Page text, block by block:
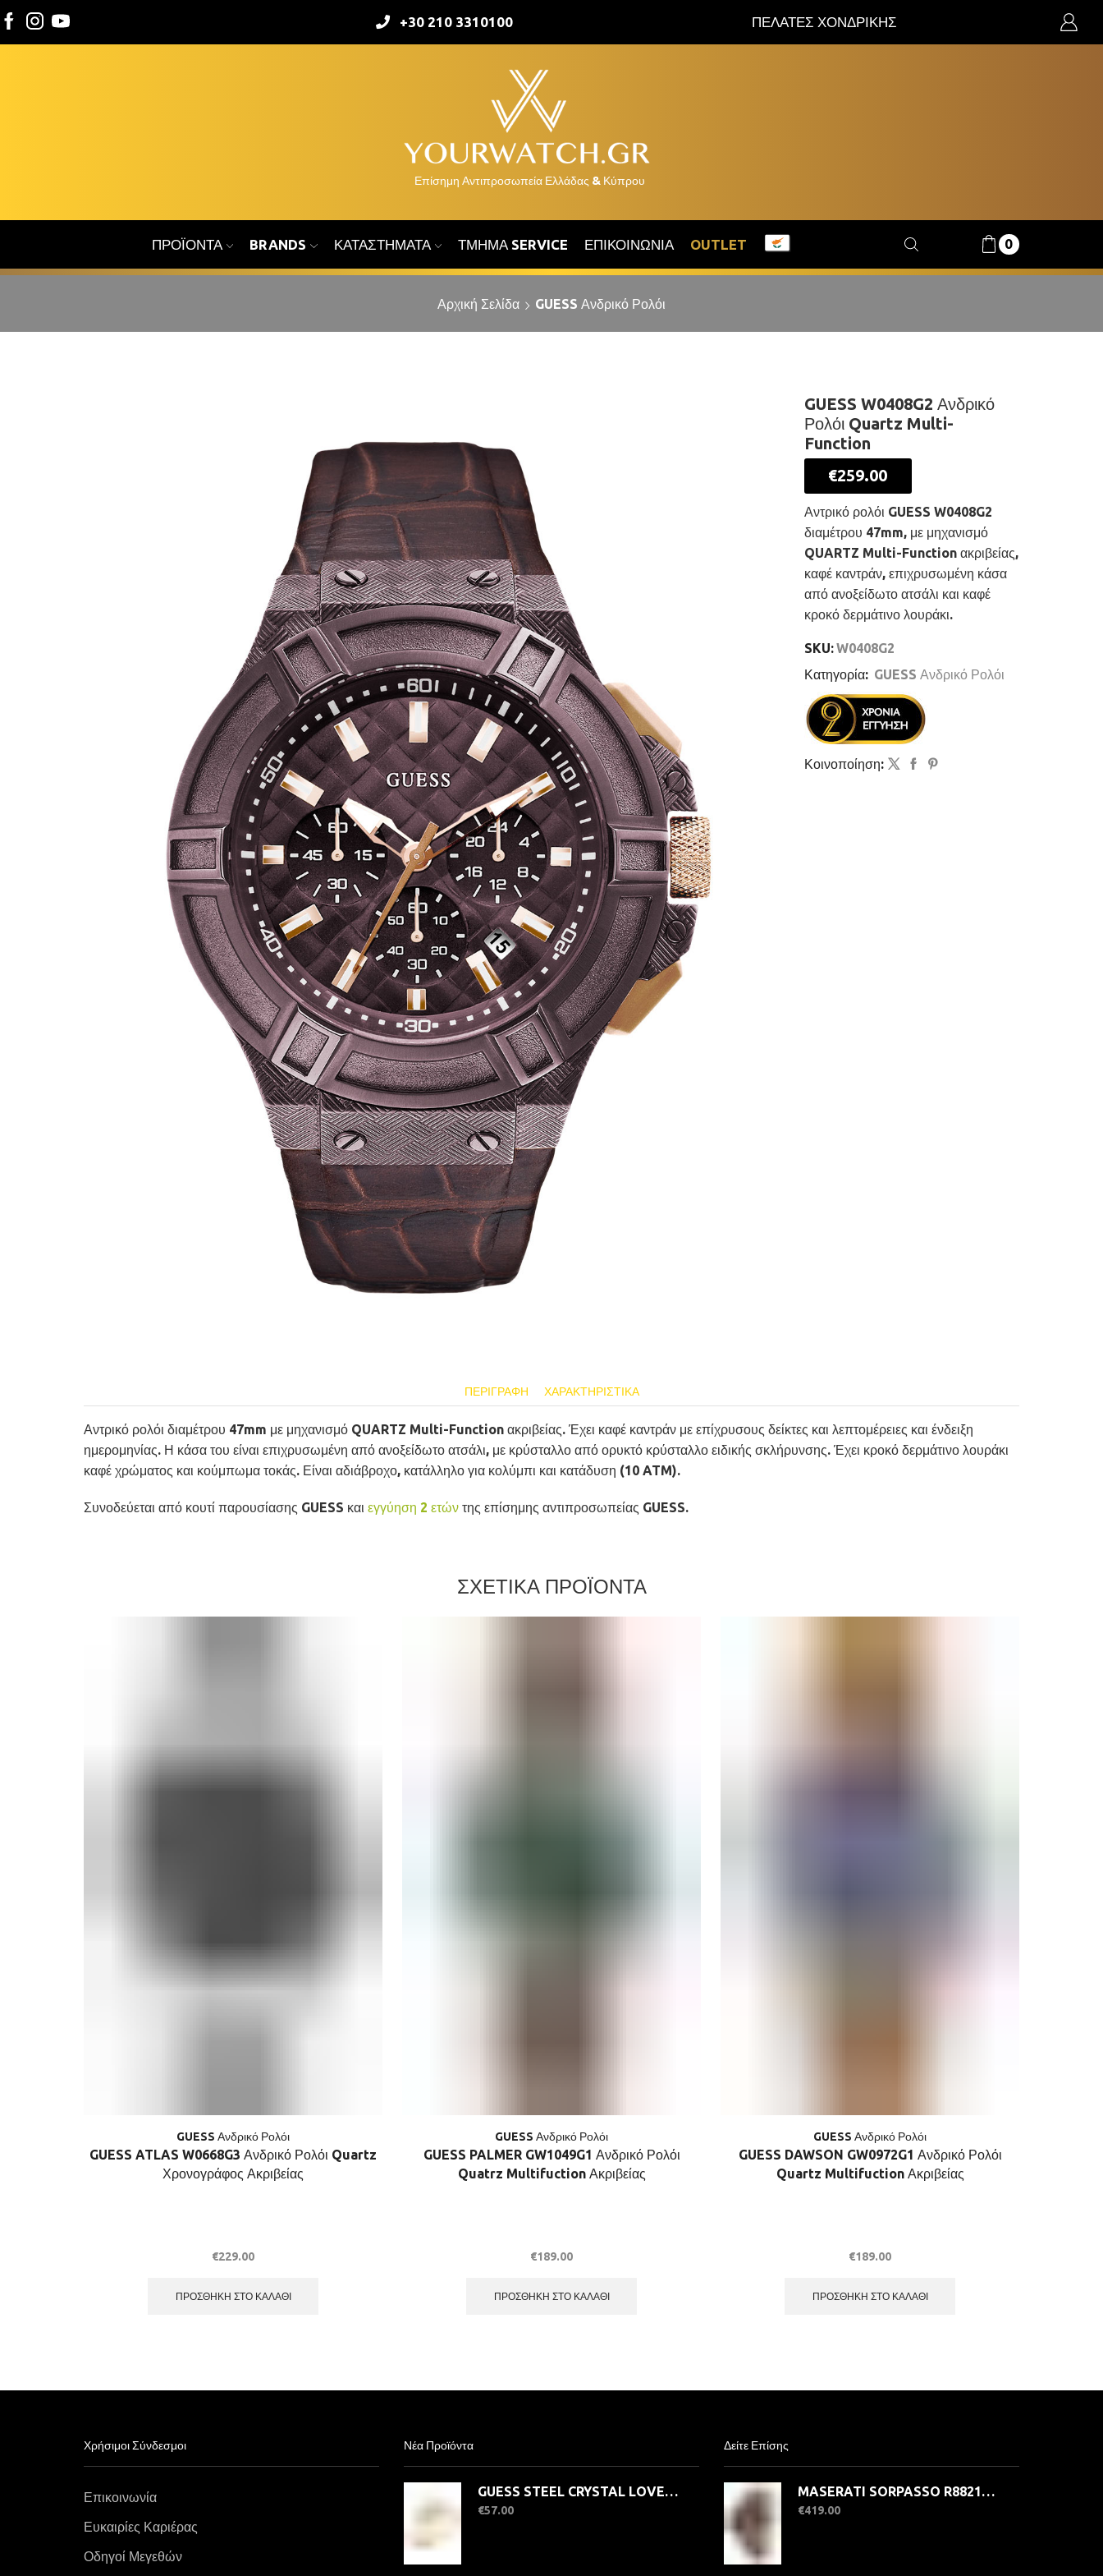
+30 210 3310100 ΠΕΛΑΤΕΣ ΧΟΝΔΡΙΚΗΣ
ΠΡΟΪΌΝΤΑ BRANDS ΚΑΤΑΣΤΉΜΑΤΑ ΤΜΉΜΑ SERVICE ΕΠΙΚΟΙΝΩΝΊΑ OUTLET 0
Αρχική Σελίδα GUESS Ανδρικό Ρολόι
GUESS W0408G2 Ανδρικό
Ρολόι Quartz Multi-
Function
€259.00
Αντρικό ρολόι GUESS W0408G2
διαμέτρου 47mm, με μηχανισμό
QUARTZ Multi-Function ακριβείας,
καφέ καντράν, επιχρυσωμένη κάσα
από ανοξείδωτο ατσάλι και καφέ
κροκό δερμάτινο λουράκι.
SKU:W0408G2
Κατηγορία: GUESS Ανδρικό Ρολόι
Κοινοποίηση:
ΠΕΡΙΓΡΑΦΉ ΧΑΡΑΚΤΗΡΙΣΤΙΚΆ
Αντρικό ρολόι διαμέτρου 47mm με μηχανισμό QUARTZ Multi-Function ακριβείας. Έχει καφέ καντράν με επίχρυσους δείκτες και λεπτομέρειες και ένδειξη
ημερομηνίας. Η κάσα του είναι επιχρυσωμένη από ανοξείδωτο ατσάλι, με κρύσταλλο από ορυκτό κρύσταλλο ειδικής σκλήρυνσης. Έχει κροκό δερμάτινο λουράκι
καφέ χρώματος και κούμπωμα τοκάς. Είναι αδιάβροχο, κατάλληλο για κολύμπι και κατάδυση (10 ATM).
Συνοδεύεται από κουτί παρουσίασης GUESS και εγγύηση 2 ετών της επίσημης αντιπροσωπείας GUESS.
ΣΧΕΤΙΚΑ ΠΡΟΪΟΝΤΑ
GUESS Ανδρικό Ρολόι
GUESS ATLAS W0668G3 Ανδρικό Ρολόι Quartz
Χρονογράφος Ακριβείας
€229.00
ΠΡΟΣΘΉΚΗ ΣΤΟ ΚΑΛΆΘΙ
GUESS Ανδρικό Ρολόι
GUESS PALMER GW1049G1 Ανδρικό Ρολόι
Quatrz Multifuction Ακριβείας
€189.00
ΠΡΟΣΘΉΚΗ ΣΤΟ ΚΑΛΆΘΙ
GUESS Ανδρικό Ρολόι
GUESS DAWSON GW0972G1 Ανδρικό Ρολόι
Quartz Multifuction Ακριβείας
€189.00
ΠΡΟΣΘΉΚΗ ΣΤΟ ΚΑΛΆΘΙ
Χρήσιμοι Σύνδεσμοι
Επικοινωνία
Ευκαιρίες Καριέρας
Οδηγοί Μεγεθών
Νέα Προϊόντα
GUESS STEEL CRYSTAL LOVE JUBR06363JWYG-No.56 Δαχτυλίδι Χρυσό Με Καρδιά
€57.00
Δείτε Επίσης
MASERATI SORPASSO R8821124002 Ανδρικό Ρολόι Αυτόματο
€419.00